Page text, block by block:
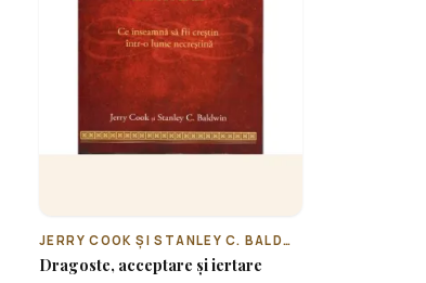
JERRY COOK ȘI STANLEY C. BALDWIN
Dragoste, acceptare și iertare